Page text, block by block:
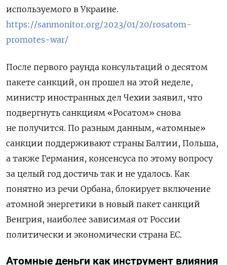
используемого в Украине.
https://sanmonitor.org/2023/01/20/rosatom-
promotes-war/
После первого раунда консультаций о десятом
пакете санкций, он прошел на этой неделе,
министр иностранных дел Чехии заявил, что
подвергнуть санкциям «Росатом» снова
не получится. По разным данным, «атомные»
санкции поддерживают страны Балтии, Польша,
а также Германия, консенсуса по этому вопросу
за целый год достичь так и не удалось. Как
понятно из речи Орбана, блокирует включение
атомной энергетики в новый пакет санкций
Венгрия, наиболее зависимая от России
политически и экономически страна ЕС.
Атомные деньги как инструмент влияния